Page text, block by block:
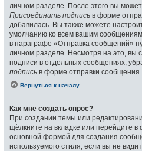
личном разделе. После этого вы
Присоединить подпись в форме
добавилась. Вы также можете
умолчанию ко всем вашим
в параграфе «Отправка сообщений»
личном разделе. Несмотря на это, вы
подписи в отдельных сообщениях,
подпись в форме отправки сообщения.
Вернуться к началу
Как мне создать опрос?
При создании темы или
щёлкните на вкладке или перейдите в
основной формой для создания
используемого стиля; если вы не